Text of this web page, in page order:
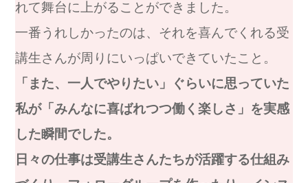
れて舞台に上がることができました。
一番うれしかったのは、それを喜んでくれる受
講生さんが周りにいっぱいできていたこと。
「また、一人でやりたい」ぐらいに思っていた
私が「みんなに喜ばれつつ働く楽しさ」を実感
した瞬間でした。
日々の仕事は受講生さんたちが活躍する仕組み